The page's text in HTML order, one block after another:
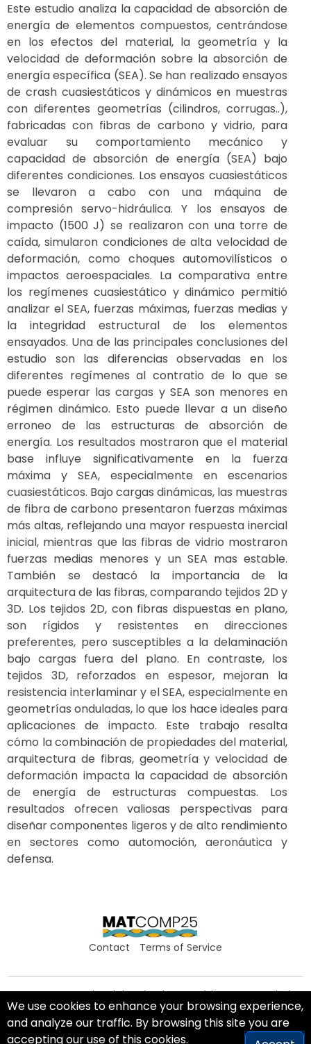
Este estudio analiza la capacidad de absorción de
energía de elementos compuestos, centrándose
en los efectos del material, la geometría y la
velocidad de deformación sobre la absorción de
energía específica (SEA). Se han realizado ensayos
de crash cuasiestáticos y dinámicos en muestras
con diferentes geometrías (cilindros, corrugas..),
fabricadas con fibras de carbono y vidrio, para
evaluar su comportamiento mecánico y
capacidad de absorción de energía (SEA) bajo
diferentes condiciones. Los ensayos cuasiestáticos
se llevaron a cabo con una máquina de
compresión servo-hidráulica. Y los ensayos de
impacto (1500 J) se realizaron con una torre de
caída, simularon condiciones de alta velocidad de
deformación, como choques automovilísticos o
impactos aeroespaciales. La comparativa entre
los regímenes cuasiestático y dinámico permitió
analizar el SEA, fuerzas máximas, fuerzas medias y
la integridad estructural de los elementos
ensayados. Una de las principales conclusiones del
estudio son las diferencias observadas en los
diferentes regímenes al contratio de lo que se
puede esperar las cargas y SEA son menores en
régimen dinámico. Esto puede llevar a un diseño
erroneo de las estructuras de absorción de
energía. Los resultados mostraron que el material
base influye significativamente en la fuerza
máxima y SEA, especialmente en escenarios
cuasiestáticos. Bajo cargas dinámicas, las muestras
de fibra de carbono presentaron fuerzas máximas
más altas, reflejando una mayor respuesta inercial
inicial, mientras que las fibras de vidrio mostraron
fuerzas medias menores y un SEA mas estable.
También se destacó la importancia de la
arquitectura de las fibras, comparando tejidos 2D y
3D. Los tejidos 2D, con fibras dispuestas en plano,
son rígidos y resistentes en direcciones
preferentes, pero susceptibles a la delaminación
bajo cargas fuera del plano. En contraste, los
tejidos 3D, reforzados en espesor, mejoran la
resistencia interlaminar y el SEA, especialmente en
geometrías onduladas, lo que los hace ideales para
aplicaciones de impacto. Este trabajo resalta
cómo la combinación de propiedades del material,
arquitectura de fibras, geometría y velocidad de
deformación impacta la capacidad de absorción
de energía de estructuras compuestas. Los
resultados ofrecen valiosas perspectivas para
diseñar componentes ligeros y de alto rendimiento
en sectores como automoción, aeronáutica y
defensa.
Contact Terms of Service
Centro Internacional de Métodos Numéricos en Ingeniería
Barcelona, Spain
© MATCOMP 2025. All Rights Reserved.
We use cookies to enhance your browsing experience,
and analyze our traffic. By browsing this site you are
accepting our use of this cookies.